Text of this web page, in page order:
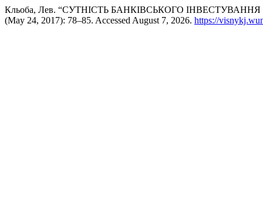
Кльоба, Лев. “СУТНІСТЬ БАНКІВСЬКОГО
(May 24, 2017): 78–85. Accessed August 7, 2026. https://